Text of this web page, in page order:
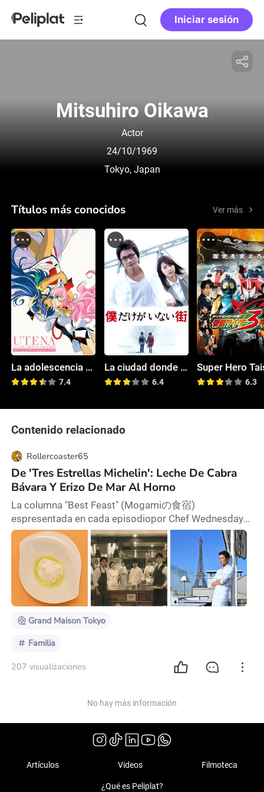
Iniciar sesión
Mitsuhiro Oikawa
Actor
24/10/1969
Tokyo, Japan
Títulos más conocidos Ver más
La adolescencia de Utena
7.4
La ciudad donde solo yo no estoy
6.4 6.3
Contenido relacionado
Rollercoaster65
De 'Tres Estrellas Michelin': Leche De Cabra
Bávara Y Erizo De Mar Al Horno
La columna "Best Feast" (Mogamiの食宿)
espresentada en cada episodiopor Chef Wednesday
Kishida de Quintessence, quienproporcionó
recetaspara "GRANDE MAISON TOKYO" y el chef
Thomas Frebel de INUA queproporcionó recetaspara
"gaku" Losplatos y las historias detrás de ellos. Leche
de cabra Bavariapor excelencia ; Baviera de leche de
cabra Goat Milk Bavaria es unplato que Quintessence
ha estado haciendo d
Grand Maison Tokyo
Familia
207 visualizaciones
No hay más información
Artículos Videos Filmoteca
¿Qué es Peliplat?